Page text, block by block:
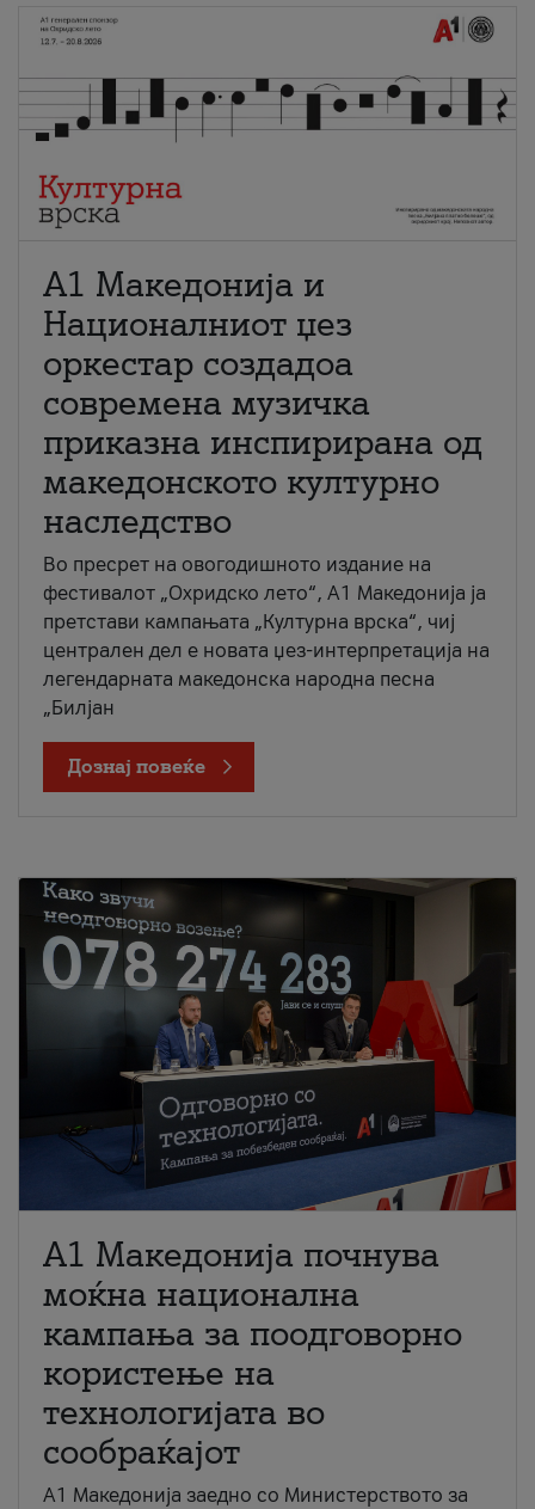
А1 Македонија и
Националниот џез
оркестар создадоа
современа музичка
приказна инспирирана од
македонското културно
наследство
Во пресрет на овогодишното издание на
фестивалот „Охридско лето“, А1 Македонија ја
претстави кампањата „Културна врска“, чиј
централен дел е новата џез-интерпретација на
легендарната македонска народна песна
„Билјан
Дознај повеќе
A1 Македонија почнува
моќна национална
кампања за поодговорно
користење на
технологијата во
сообраќајот
A1 Македонија заедно со Министерството за